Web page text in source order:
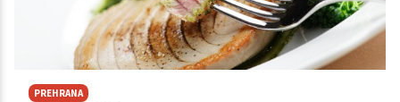
PREHRANA